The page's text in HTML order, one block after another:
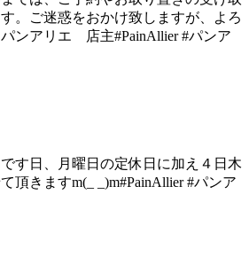
。ご迷惑をおかけ致しますが、よろ
ンアリエ 店主#PainAllier #パンア
す日、月曜日の定休日に加え４日木
頂きますm(_ _)m#PainAllier #パンア